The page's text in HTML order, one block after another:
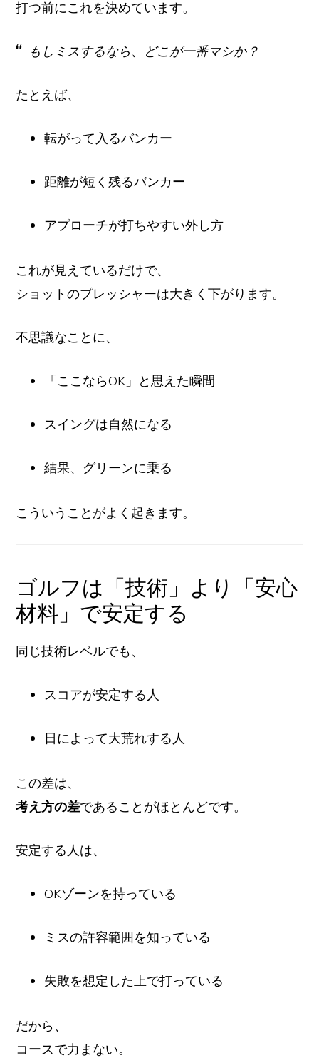
打つ前にこれを決めています。
もしミスするなら、どこが一番マシか？
たとえば、
転がって入るバンカー
距離が短く残るバンカー
アプローチが打ちやすい外し方
これが見えているだけで、
ショットのプレッシャーは大きく下がります。
不思議なことに、
「ここならOK」と思えた瞬間
スイングは自然になる
結果、グリーンに乗る
こういうことがよく起きます。
ゴルフは「技術」より「安心
材料」で安定する
同じ技術レベルでも、
スコアが安定する人
日によって大荒れする人
この差は、
考え方の差であることがほとんどです。
安定する人は、
OKゾーンを持っている
ミスの許容範囲を知っている
失敗を想定した上で打っている
だから、
コースで力まない。